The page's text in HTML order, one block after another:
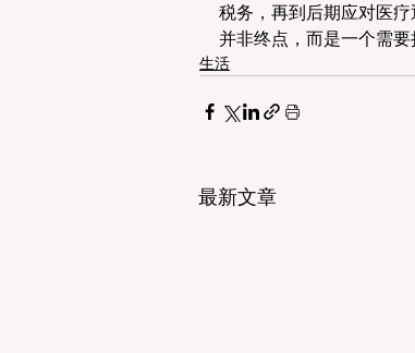
税务，再到后期应对医
并非终点，而是一个需要
生活
最新文章